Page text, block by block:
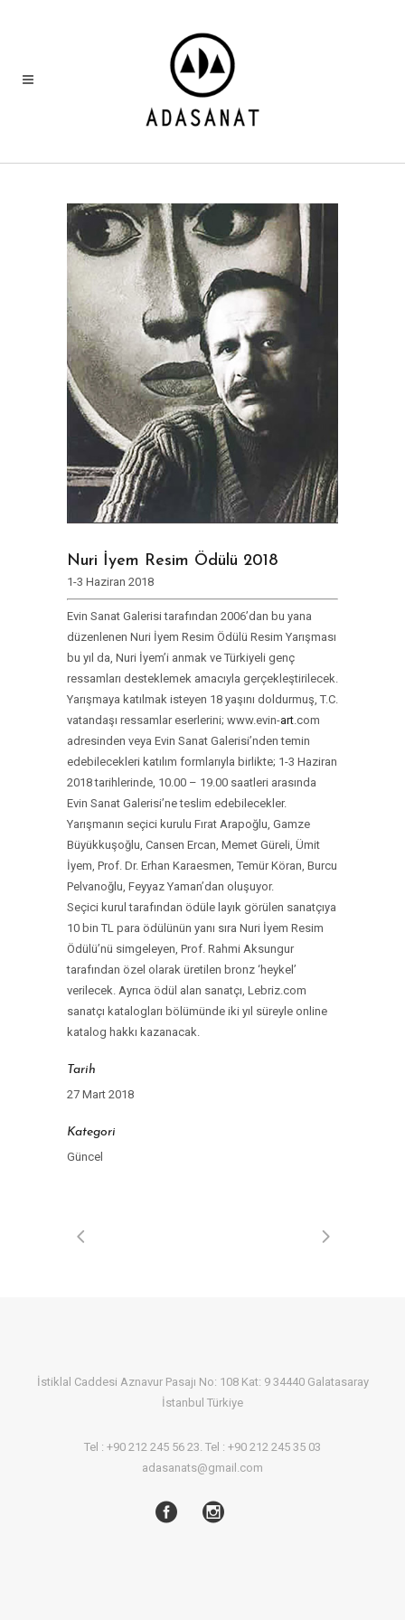
Nuri İyem Resim Ödülü 2018
1-3 Haziran 2018
Evin Sanat Galerisi tarafından 2006’dan bu yana
düzenlenen Nuri İyem Resim Ödülü Resim Yarışması
bu yıl da, Nuri İyem’i anmak ve Türkiyeli genç
ressamları desteklemek amacıyla gerçekleştirilecek.
Yarışmaya katılmak isteyen 18 yaşını doldurmuş, T.C.
vatandaşı ressamlar eserlerini; www.evin-art.com
adresinden veya Evin Sanat Galerisi’nden temin
edebilecekleri katılım formlarıyla birlikte; 1-3 Haziran
2018 tarihlerinde, 10.00 – 19.00 saatleri arasında
Evin Sanat Galerisi’ne teslim edebilecekler.
Yarışmanın seçici kurulu Fırat Arapoğlu, Gamze
Büyükkuşoğlu, Cansen Ercan, Memet Güreli, Ümit
İyem, Prof. Dr. Erhan Karaesmen, Temür Köran, Burcu
Pelvanoğlu, Feyyaz Yaman’dan oluşuyor.
Seçici kurul tarafından ödüle layık görülen sanatçıya
10 bin TL para ödülünün yanı sıra Nuri İyem Resim
Ödülü’nü simgeleyen, Prof. Rahmi Aksungur
tarafından özel olarak üretilen bronz ‘heykel’
verilecek. Ayrıca ödül alan sanatçı, Lebriz.com
sanatçı katalogları bölümünde iki yıl süreyle online
katalog hakkı kazanacak.
Tarih
27 Mart 2018
Kategori
Güncel
İstiklal Caddesi Aznavur Pasajı No: 108 Kat: 9 34440 Galatasaray
İstanbul Türkiye
Tel : +90 212 245 56 23. Tel : +90 212 245 35 03
adasanats@gmail.com